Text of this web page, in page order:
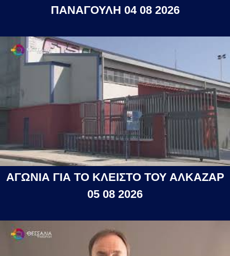
ΠΑΝΑΓΟΥΛΗ 04 08 2026
ΑΓΩΝΙΑ ΓΙΑ ΤΟ ΚΛΕΙΣΤΟ ΤΟΥ ΑΛΚΑΖΑΡ
05 08 2026